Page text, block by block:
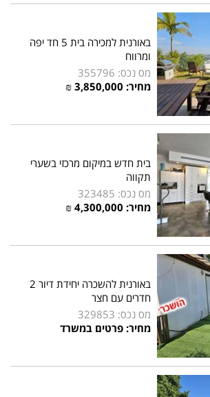
באורנית למכירה בית 5 חד יפה
ומרווח
מס נכס: 355796
מחיר: 3,850,000
₪
בית חדש במיקום מרכזי בשערי
תקווה
מס נכס: 323485
מחיר: 4,300,000
₪
באורנית להשכרה יחידת דיור 2
חדרים עם חצר
מס נכס: 329853
מחיר: פרטים במשרד